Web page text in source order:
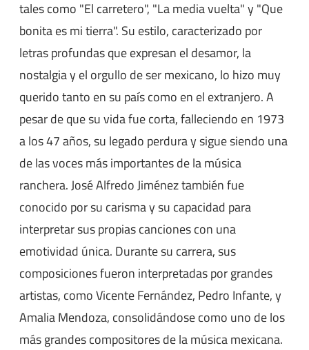
tales como "El carretero", "La media vuelta" y "Que
bonita es mi tierra". Su estilo, caracterizado por
letras profundas que expresan el desamor, la
nostalgia y el orgullo de ser mexicano, lo hizo muy
querido tanto en su país como en el extranjero. A
pesar de que su vida fue corta, falleciendo en 1973
a los 47 años, su legado perdura y sigue siendo una
de las voces más importantes de la música
ranchera. José Alfredo Jiménez también fue
conocido por su carisma y su capacidad para
interpretar sus propias canciones con una
emotividad única. Durante su carrera, sus
composiciones fueron interpretadas por grandes
artistas, como Vicente Fernández, Pedro Infante, y
Amalia Mendoza, consolidándose como uno de los
más grandes compositores de la música mexicana.